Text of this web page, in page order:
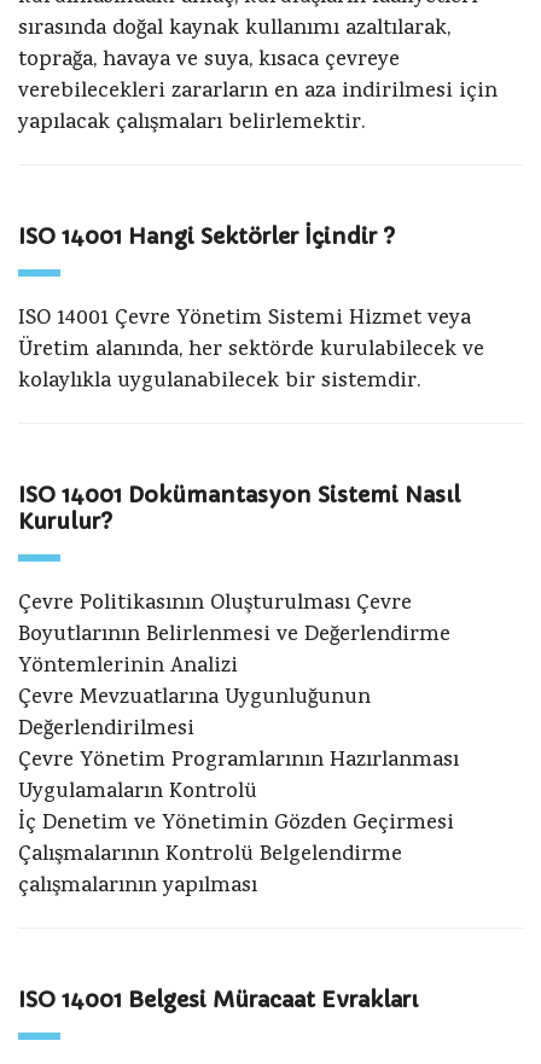
sırasında doğal kaynak kullanımı azaltılarak,
toprağa, havaya ve suya, kısaca çevreye
verebilecekleri zararların en aza indirilmesi için
yapılacak çalışmaları belirlemektir.
ISO 14001 Hangi Sektörler İçindir ?
ISO 14001 Çevre Yönetim Sistemi Hizmet veya
Üretim alanında, her sektörde kurulabilecek ve
kolaylıkla uygulanabilecek bir sistemdir.
ISO 14001 Dokümantasyon Sistemi Nasıl
Kurulur?
Çevre Politikasının Oluşturulması Çevre
Boyutlarının Belirlenmesi ve Değerlendirme
Yöntemlerinin Analizi
Çevre Mevzuatlarına Uygunluğunun
Değerlendirilmesi
Çevre Yönetim Programlarının Hazırlanması
Uygulamaların Kontrolü
İç Denetim ve Yönetimin Gözden Geçirmesi
Çalışmalarının Kontrolü Belgelendirme
çalışmalarının yapılması
ISO 14001 Belgesi Müracaat Evrakları